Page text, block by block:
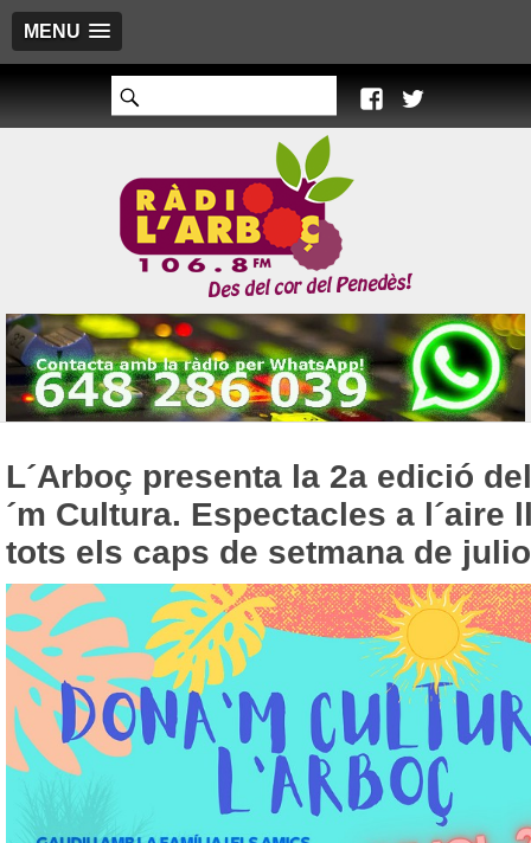
MENU
L´Arboç presenta la 2a edició
´m Cultura. Espectacles a l´aire
tots els caps de setmana de